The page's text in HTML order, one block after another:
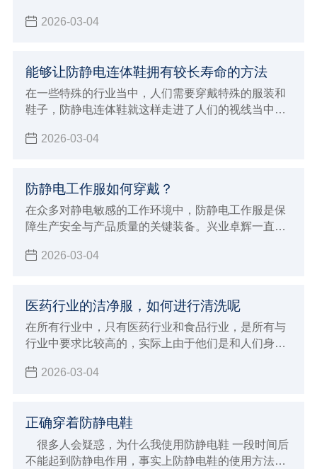
2026-03-04
能够让防静电连体鞋拥有较长寿命的方法
在一些特殊的行业当中，人们需要穿戴特殊的服装和
鞋子，防静电连体鞋就这样走进了人们的视线当中，
以自然希望它能够有较长的使用寿命，那么如何才能
2026-03-04
防静电工作服如何穿戴？
在众多对静电敏感的工作环境中，防静电工作服是保
障生产安全与产品质量的关键装备。兴业卓辉一直致
家详细介绍防静电工作服的正确穿戴方法及其重要意
2026-03-04
医药行业的洁净服，如何进行清洗呢
在所有行业中，只有医药行业和食品行业，是所有与
行业中要求比较高的，实际上由于他们是和人们身体
的洁净度上有如此高的要求，今天，小编和大家了解
2026-03-04
正确穿着防静电鞋
很多人会疑惑，为什么我使用防静电鞋 一段时间后
不能起到防静电作用，事实上防静电鞋的使用方法很